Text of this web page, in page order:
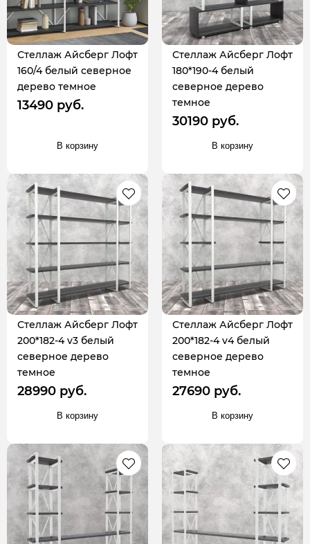
Стеллаж Айсберг Лофт
160/4 белый северное
дерево темное
13490 руб.
В корзину
Стеллаж Айсберг Лофт
180*190-4 белый
северное дерево
темное
30190 руб.
В корзину
Стеллаж Айсберг Лофт
200*182-4 v3 белый
северное дерево
темное
28990 руб.
В корзину
Стеллаж Айсберг Лофт
200*182-4 v4 белый
северное дерево
темное
27690 руб.
В корзину